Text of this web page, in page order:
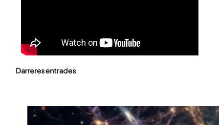
Darreres entrades